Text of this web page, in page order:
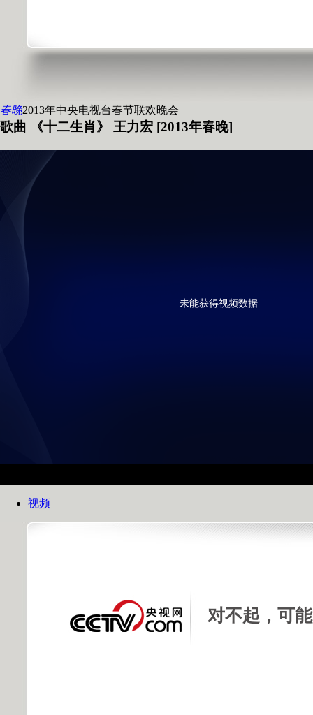
春晚2013年中央电视台春节联欢晚会
歌曲 《十二生肖》 王力宏 [2013年春晚]
未能获得视频数据
视频
对不起，可